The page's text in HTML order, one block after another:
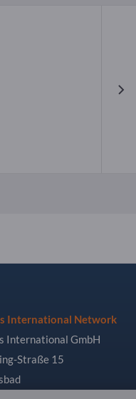
International Network
International GmbH
Straße 15